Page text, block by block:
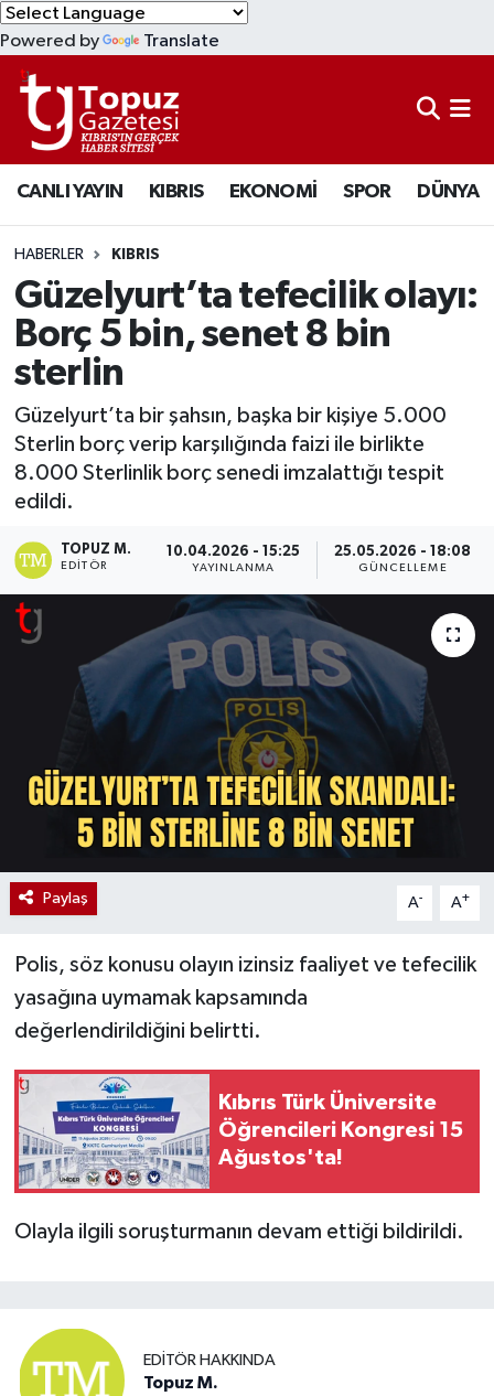
Powered by Translate
CANLI YAYIN KIBRIS EKONOMİ SPOR DÜNYA
HABERLER KIBRIS
Güzelyurt’ta tefecilik olayı:
Borç 5 bin, senet 8 bin
sterlin
Güzelyurt’ta bir şahsın, başka bir kişiye 5.000
Sterlin borç verip karşılığında faizi ile birlikte
8.000 Sterlinlik borç senedi imzalattığı tespit
edildi.
TOPUZ M.
EDITÖR
10.04.2026 - 15:25
YAYINLANMA
25.05.2026 - 18:08
GÜNCELLEME
Paylaş A- A+
Polis, söz konusu olayın izinsiz faaliyet ve tefecilik
yasağına uymamak kapsamında
değerlendirildiğini belirtti.
Kıbrıs Türk Üniversite
Öğrencileri Kongresi 15
Ağustos'ta!
Olayla ilgili soruşturmanın devam ettiği bildirildi.
EDITÖR HAKKINDA
Topuz M.
KIBRIS
DÜNYA
EKONOMİ
MAGAZİN
SAĞLIK
SPOR
TEKNOLOJİ
TÜRKİYE
Lefkoşa Nöbetçi Eczaneler
Lefkoşa Hava Durumu
Lefkoşa Trafik Yoğunluk Haritası
Süper Lig Puan Durumu ve Fikstür
Tüm Manşetler
Son Dakika Haberleri
Haber Arşivi